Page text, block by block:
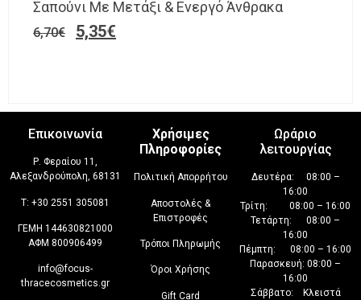
Σαπούνι Με Μετάξι & Ενεργό Άνθρακα
6,70€ 5,35€
Επικοινωνία
Ρ. Φεραίου 11,
Αλεξανδρούπολη, 68131
T:+30 2551 305081
ΓΕΜΗ 144630821000
ΑΦΜ 800906499
info@focus-
thracecosmetics.gr
Χρήσιμες
Πληροφορίες
Πολιτική Απορρήτου
Αποστολές &
Επιστροφές
Τρόποι Πληρωμής
Όροι Χρήσης
Gift Card
Ωράριο
λειτουργίας
Δευτέρα: 08:00 –
16:00
Τρίτη: 08:00 – 16:00
Τετάρτη: 08:00 –
16:00
Πέμπτη: 08:00 – 16:00
Παρασκευή: 08:00 –
16:00
Σάββατο: Κλειστά